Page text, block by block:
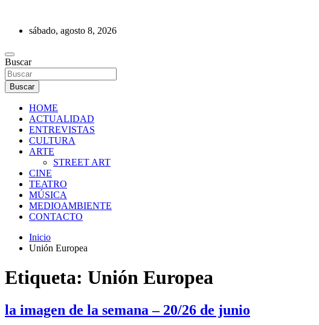
contenidosábado, agosto 8, 2026
REVISTA DE PRENSA
Buscar
Buscar
HOME
ACTUALIDAD
ENTREVISTAS
CULTURA
ARTE
STREET ART
CINE
TEATRO
MÚSICA
MEDIOAMBIENTE
CONTACTO
Inicio
Unión Europea
Etiqueta: Unión Europea
la imagen de la semana – 20/26 de junio